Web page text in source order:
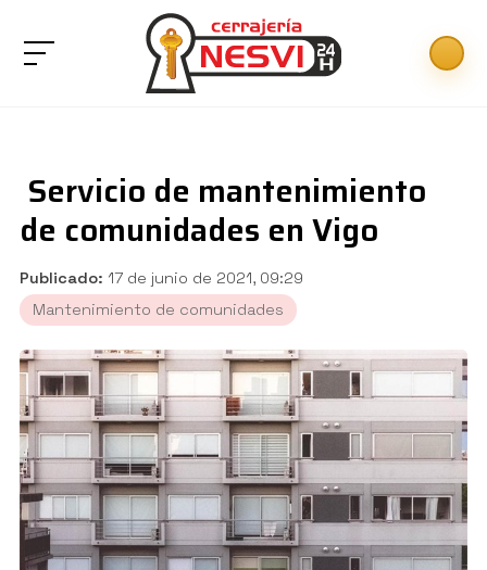
Servicio de mantenimiento
de comunidades en Vigo
Publicado: 17 de junio de 2021, 09:29
Mantenimiento de comunidades